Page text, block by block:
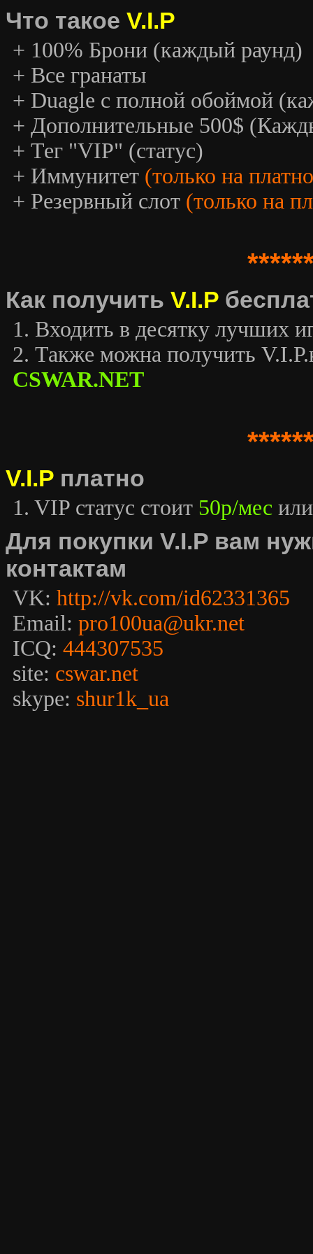
Что такое V.I.P
+ 100% Брони (каждый раунд)
+ Все гранаты
+ Duagle с полной обоймой
+ Дополнительные 500$
+ Тег "VIP" (статус)
+ Иммунитет (только на
+ Резервный слот (только на
Как получить V.I.P
1. Входить в десятку лучших
2. Также можна получить
CSWAR.NET
V.I.P платно
1. VIP статус стоит 50р/мес
Для покупки V.I.P вам
контактам
VK: http://vk.com/id62331365
Email: pro100ua@ukr.net
ICQ: 444307535
site: cswar.net
skype: shur1k_ua